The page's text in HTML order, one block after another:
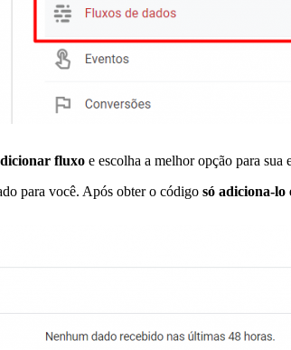
fluxo e escolha a melhor opção para sua
para você. Após obter o código só adiciona-lo